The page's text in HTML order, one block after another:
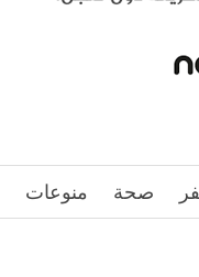
صحة منوعات